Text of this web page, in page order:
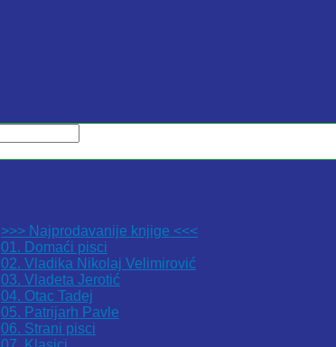
>>> Najprodavanije knjige <<<
01. Domaći pisci
02. Vladika Nikolaj Velimirović
03. Vladeta Jerotić
04. Otac Tadej
05. Patrijarh Pavle
06. Strani pisci